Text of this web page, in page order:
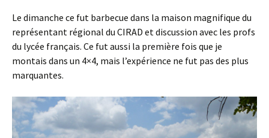
Le dimanche ce fut barbecue dans la maison magnifique du
représentant régional du CIRAD et discussion avec les profs
du lycée français. Ce fut aussi la première fois que je
montais dans un 4×4, mais l’expérience ne fut pas des plus
marquantes.